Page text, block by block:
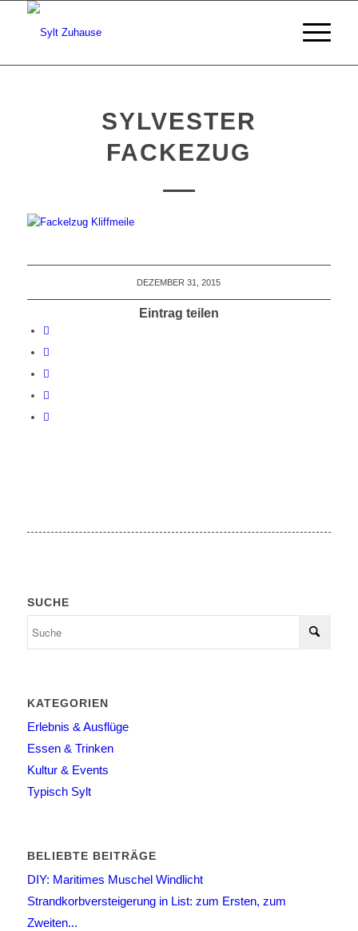
SYLVESTER
FACKEZUG
DEZEMBER 31, 2015
Eintrag teilen
SUCHE
KATEGORIEN
Erlebnis & Ausflüge
Essen & Trinken
Kultur & Events
Typisch Sylt
BELIEBTE BEITRÄGE
DIY: Maritimes Muschel Windlicht
Strandkorbversteigerung in List: zum Ersten, zum
Zweiten...